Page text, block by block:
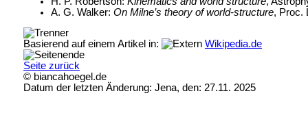
A. G. Walker: On Milne’s theory of world-structure, Proc.
Basierend auf einem Artikel in:
Wikipedia.de
Seite zurück
© biancahoegel.de
Datum der letzten Änderung: Jena, den: 27.11. 2025